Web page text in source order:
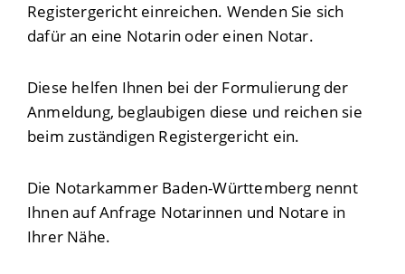
Registergericht einreichen. Wenden Sie sich
dafür an eine Notarin oder einen Notar.
Diese helfen Ihnen bei der Formulierung der
Anmeldung, beglaubigen diese und reichen sie
beim zuständigen Registergericht ein.
Die Notarkammer Baden-Württemberg nennt
Ihnen auf Anfrage Notarinnen und Notare in
Ihrer Nähe.